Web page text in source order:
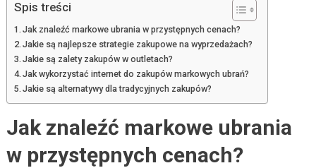
Spis treści
Jak znaleźć markowe ubrania w przystępnych cenach?
Jakie są najlepsze strategie zakupowe na wyprzedażach?
Jakie są zalety zakupów w outletach?
Jak wykorzystać internet do zakupów markowych ubrań?
Jakie są alternatywy dla tradycyjnych zakupów?
Jak znaleźć markowe ubrania
w przystępnych cenach?